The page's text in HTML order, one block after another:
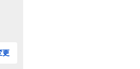
更